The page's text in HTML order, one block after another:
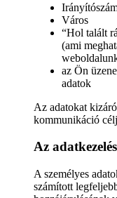
Város
“Hol talált
(ami
az Ön
adatok
Az adatokat
kommunikáció
Az
A személyes
számított